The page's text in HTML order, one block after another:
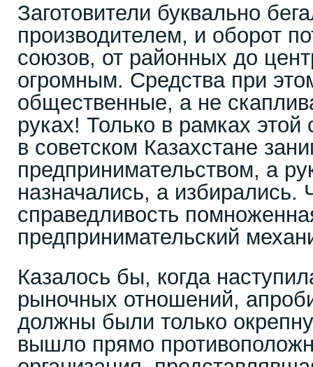
Заготовители буквально
производителем, и оборот
союзов, от районных до
огромным. Средства при
общественные, а не
руках! Только в рамках
в советском Казахстане
предпринимательством, а
назначались, а
справедливость
предпринимательский
Казалось бы, когда
рыночных отношений,
должны были только
вышло прямо